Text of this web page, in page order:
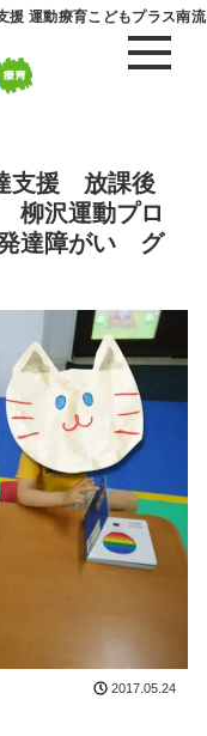
援 運動療育こどもプラス南流
支援 放課後
沢運動プロ
達障がい グ
2017.05.24